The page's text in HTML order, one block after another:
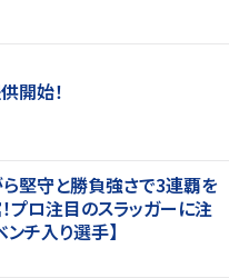
開始！
堅守と勝負強さで3連覇を
プロ注目のスラッガーに注
チ入り選手】